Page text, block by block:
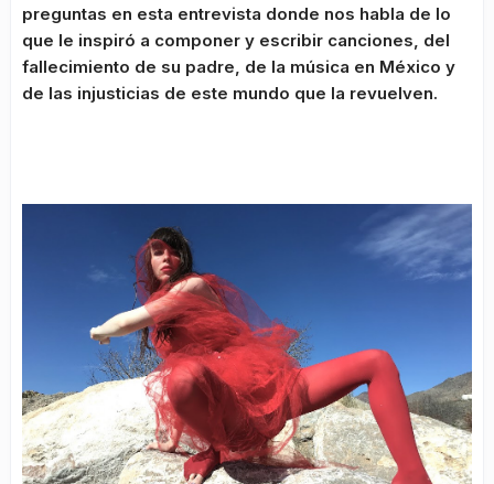
preguntas en esta entrevista donde nos habla de lo
que le inspiró a componer y escribir canciones, del
fallecimiento de su padre, de la música en México y
de las injusticias de este mundo que la revuelven.